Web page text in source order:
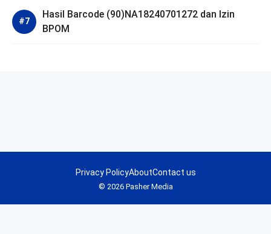
Hasil Barcode (90)NA18240701272 dan Izin
BPOM
© 2026 Pasher Media
Privacy PolicyAboutContact us